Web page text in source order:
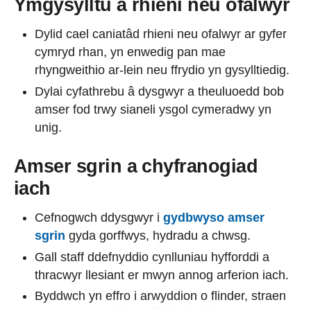
Ymgysylltu â rhieni neu ofalwyr
Dylid cael caniatâd rhieni neu ofalwyr ar gyfer
cymryd rhan, yn enwedig pan mae
rhyngweithio ar-lein neu ffrydio yn gysylltiedig.
Dylai cyfathrebu â dysgwyr a theuluoedd bob
amser fod trwy sianeli ysgol cymeradwy yn
unig.
Amser sgrin a chyfranogiad
iach
Cefnogwch ddysgwyr i gydbwyso amser
sgrin gyda gorffwys, hydradu a chwsg.
Gall staff ddefnyddio cynlluniau hyfforddi a
thracwyr llesiant er mwyn annog arferion iach.
Byddwch yn effro i arwyddion o flinder, straen